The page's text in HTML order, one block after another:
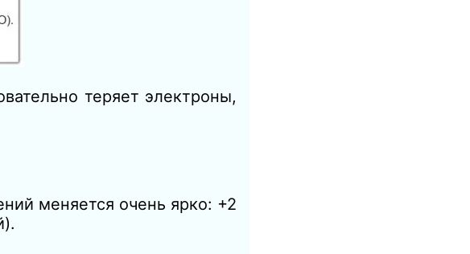
теряет электроны,
меняется очень ярко: +2